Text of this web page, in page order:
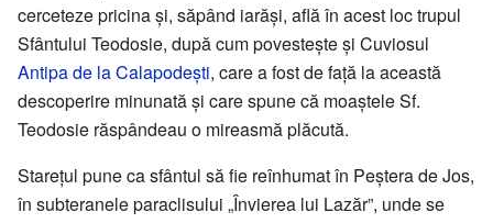
cerceteze pricina și, săpând iarăși, află în acest loc trupul
Sfântului Teodosie, după cum povestește și Cuviosul
Antipa de la Calapodești, care a fost de față la această
descoperire minunată și care spune că moaștele Sf.
Teodosie răspândeau o mireasmă plăcută.
Starețul pune ca sfântul să fie reînhumat în Peștera de Jos,
în subteranele paraclisului „Învierea lui Lazăr”, unde se